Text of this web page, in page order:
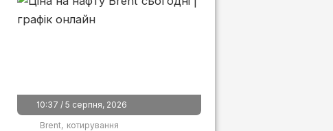
10:37 / 5 серпня, 2026
Brent котирування